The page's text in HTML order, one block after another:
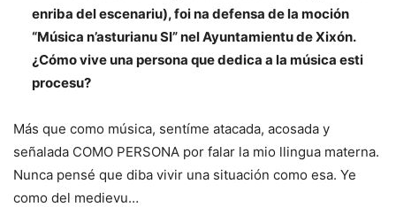
enriba del escenariu), foi na defensa de la moción
“Música n’asturianu SI” nel Ayuntamientu de Xixón.
¿Cómo vive una persona que dedica a la música esti
procesu?
Más que como música, sentíme atacada, acosada y
señalada COMO PERSONA por falar la mio llingua materna.
Nunca pensé que diba vivir una situación como esa. Ye
como del medievu…